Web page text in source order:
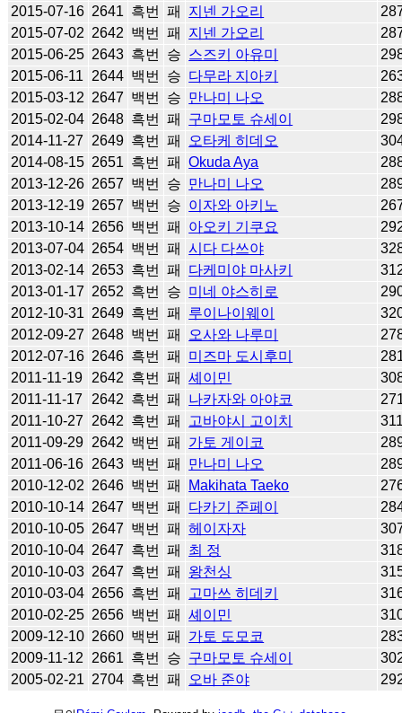
2015-07-16 2641 흑번 패 지넨 가오리
2015-07-02 2642 백번 패 지넨 가오리
2015-06-25 2643 흑번 승 스즈키 아유미
2015-06-11
2644 백번 승 다무라 지아키
2015-03-12 2647 백번 승 만나미 나오
2015-02-04 2648 흑번 패 구마모토 슈세이
2014-11-27
2649 흑번 패 오타케 히데오
2014-08-15 2651 흑번 패 Okuda Aya
2013-12-26 2657 백번 승 만나미 나오
2013-12-19 2657 백번 승 이자와 아키노
2013-10-14 2656 백번 패 아오키 기쿠요
2013-07-04 2654 백번 패 시다 다쓰야
2013-02-14 2653 흑번 패 다케미야 마사키
2013-01-17 2652 흑번 승 미네 야스히로
2012-10-31 2649 흑번 패 루이나이웨이
2012-09-27 2648 백번 패 오사와 나루미
2012-07-16 2646 흑번 패 미즈마 도시후미
2011-11-19
2642 흑번 패 셰이민
2011-11-17
2642 흑번 패 나카자와 아야코
2011-10-27
2642 흑번 패 고바야시 고이치
2011-09-29 2642 백번 패 가토 게이코
2011-06-16 2643 백번 패 만나미 나오
2010-12-02 2646 백번 패 Makihata Taeko
2010-10-14 2647 백번 패 다카기 준페이
2010-10-05 2647 백번 패 헤이자자
2010-10-04 2647 흑번 패 최 정
2010-10-03 2647 흑번 패 왕천싱
2010-03-04 2656 흑번 패 고마쓰 히데키
2010-02-25 2656 백번 패 셰이민
2009-12-10 2660 백번 패 가토 도모코
2009-11-12
2661 흑번 승 구마모토 슈세이
2005-02-21 2704 흑번 패 오바 준야